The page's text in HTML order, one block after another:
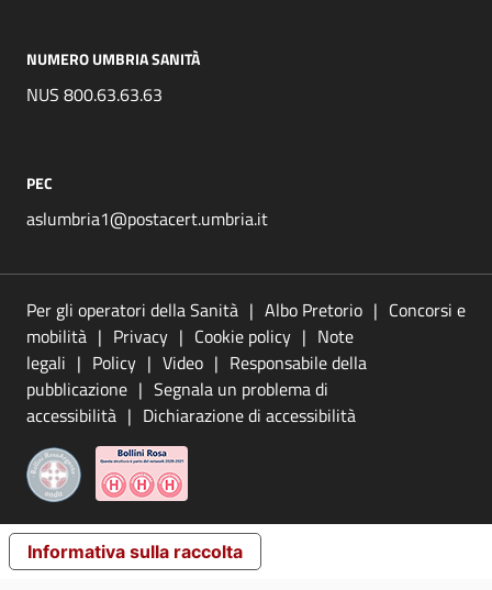
NUMERO UMBRIA SANITÀ
NUS 800.63.63.63
PEC
aslumbria1@postacert.umbria.it
Per gli operatori della Sanità Albo Pretorio
Concorsi e
mobilità
Privacy Cookie policy
Note
legali
Policy Video
Responsabile della
pubblicazione
Segnala un problema di
accessibilità
Dichiarazione di accessibilità
Informativa sulla raccolta